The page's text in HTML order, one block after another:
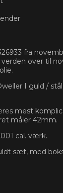
fra
over til
I guld /
mest
måler 42mm.
cal. værk.
sæt, med